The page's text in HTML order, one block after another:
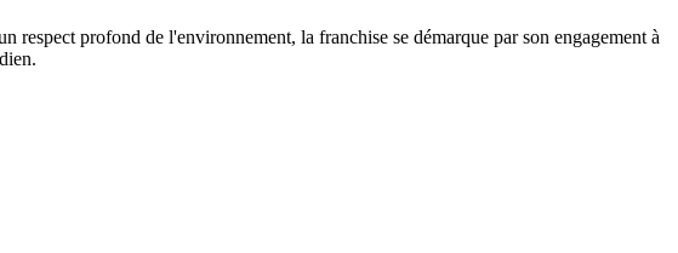
profond de l'environnement, la franchise se démarque par son engagement à